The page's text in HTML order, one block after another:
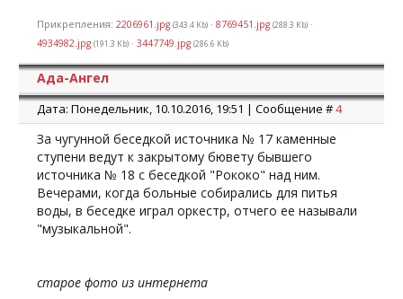
Прикрепления: 2206961.jpg (343.4 Kb) · 8769451.jpg (288.3 Kb) ·
4934982.jpg (191.3 Kb) · 3447749.jpg (286.6 Kb)
Ада-Ангел
Дата: Понедельник, 10.10.2016, 19:51 | Сообщение #4
За чугунной беседкой источника № 17 каменные
ступени ведут к закрытому бювету бывшего
источника № 18 с беседкой "Рококо" над ним.
Вечерами, когда больные собирались для питья
воды, в беседке играл оркестр, отчего ее называли
"музыкальной".
старое фото из интернета